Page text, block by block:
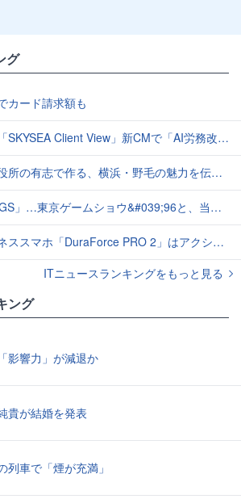
グ
カード請求額も
」新CMで「AI労務改善」をアピール 働き方をAIが分析したら「すぐに休んで」と言われる？
の有志で作る、横浜・野毛の魅力を伝えるCM
ムショウ&#039;96と、当時のベストゲーム10本：レトロゲーム浪漫街道
ホ「DuraForce PRO 2」はアクションカムとしても優秀
ITニュースランキングをもっと見る
ング
影響力」が減退か
貴が結婚を発表
列車で「煙が充満」